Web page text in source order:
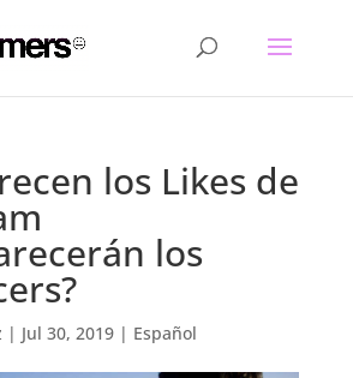
los Likes de
los
| Jul 30, 2019| Español